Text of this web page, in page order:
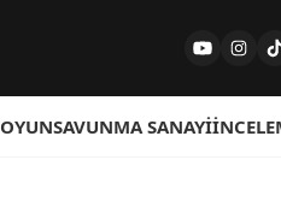
OYUNSAVUNMA SANAYI